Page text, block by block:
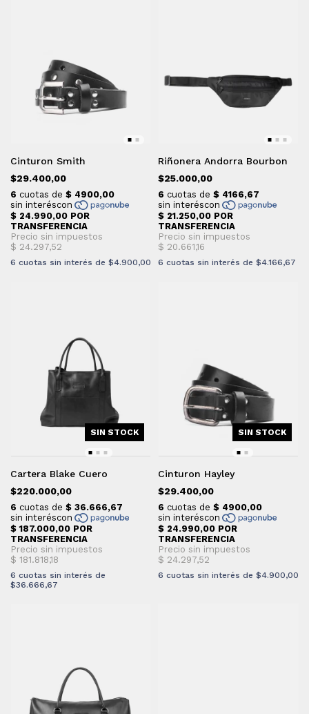
Cinturon Smith
$29.400,00
6 cuotas sin interés de $4.900,00
Riñonera Andorra Bourbon
$25.000,00
6 cuotas sin interés de $4.166,67
SIN STOCK
Cartera Blake Cuero
$220.000,00
6 cuotas sin interés de
$36.666,67
SIN STOCK
Cinturon Hayley
$29.400,00
6 cuotas sin interés de $4.900,00